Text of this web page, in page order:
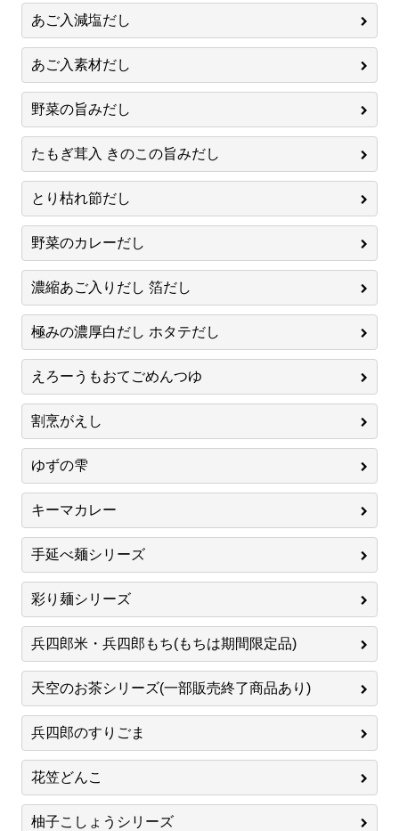
あご入減塩だし
あご入素材だし
野菜の旨みだし
たもぎ茸入 きのこの旨みだし
とり枯れ節だし
野菜のカレーだし
濃縮あご入りだし 箔だし
極みの濃厚白だし ホタテだし
えろーうもおてごめんつゆ
割烹がえし
ゆずの雫
キーマカレー
手延べ麺シリーズ
彩り麺シリーズ
兵四郎米・兵四郎もち(もちは期間限定品)
天空のお茶シリーズ(一部販売終了商品あり)
兵四郎のすりごま
花笠どんこ
柚子こしょうシリーズ